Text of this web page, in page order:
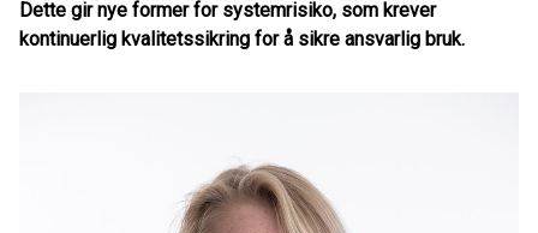
Dette gir nye former for systemrisiko, som krever
kontinuerlig kvalitetssikring for å sikre ansvarlig bruk.